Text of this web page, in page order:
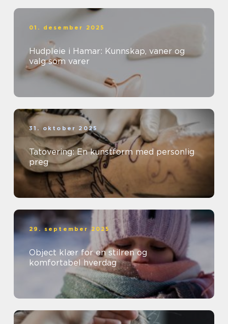
01. desember 2025
Hudpleie i Hamar: Kunnskap, vaner og
valg som varer
31. oktober 2025
Tatovering: En kunstform med personlig
preg
29. september 2025
Object klær for en stilren og
komfortabel hverdag